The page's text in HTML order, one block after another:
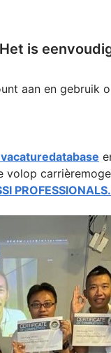
is
aan en gebruik
vacaturedatabase
volop
PROFESSIONALS.